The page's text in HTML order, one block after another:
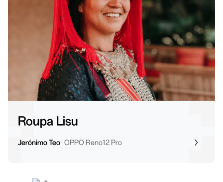
Roupa Lisu
Jerónimo Teo OPPO Reno12 Pro